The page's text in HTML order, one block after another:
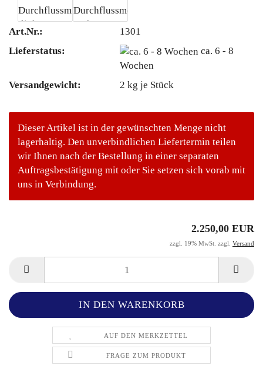
Art.Nr.:
1301
Lieferstatus:
ca. 6 - 8
Wochen
Versandgewicht:
2 kg je Stück
Dieser Artikel ist in der gewünschten Menge nicht
lagerhaltig. Den unverbindlichen Liefertermin teilen
wir Ihnen nach der Bestellung in einer separaten
Auftragsbestätigung mit oder Sie setzen sich vorab mit
uns in Verbindung.
2.250,00 EUR
zzgl. 19% MwSt. zzgl. Versand
AUF DEN MERKZETTEL
FRAGE ZUM PRODUKT